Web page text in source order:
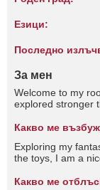
Езици:
Последно
За мен
Welcome to my room, a place where our fantasies
explored stronger
Какво ме
Exploring my
the toys, I am a
Какво ме